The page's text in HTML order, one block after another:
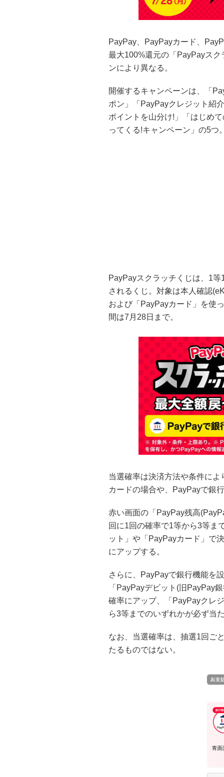
PayPay、PayPayカード、
最大100%還元の「PayPayス
ンにより異なる。
開催するキャンペーンは、「
ポン」「PayPayクレジット紹
ポイントを山分け!」「はじめ
ってくる!キャンペーン」の5つ
PayPayスクラッチくじは、1
されるくじ。対象は本人確認
および「PayPayカード」を使
間は7月28日まで。
当選確率は決済方法や条件に
カードの場合や、PayPayで銀
赤い画面の「PayPay残高
回に1回の確率で1等から3等ま
ット」や「PayPayカード」で
にアップする。
さらに、PayPayで銀行機能を
「PayPayデビット(旧PayPay
確率にアップ、「PayPayクレ
ら3等までのいずれかが必ず当
なお、当選確率は、抽選1回ご
たるものではない。